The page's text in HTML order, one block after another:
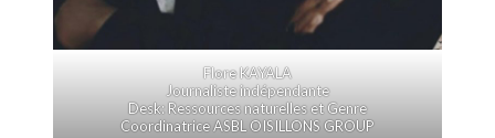
Flore KAYALA
Journaliste indépendante
Desk: Ressources naturelles et Genre
Coordinatrice ASBL OISILLONS GROUP